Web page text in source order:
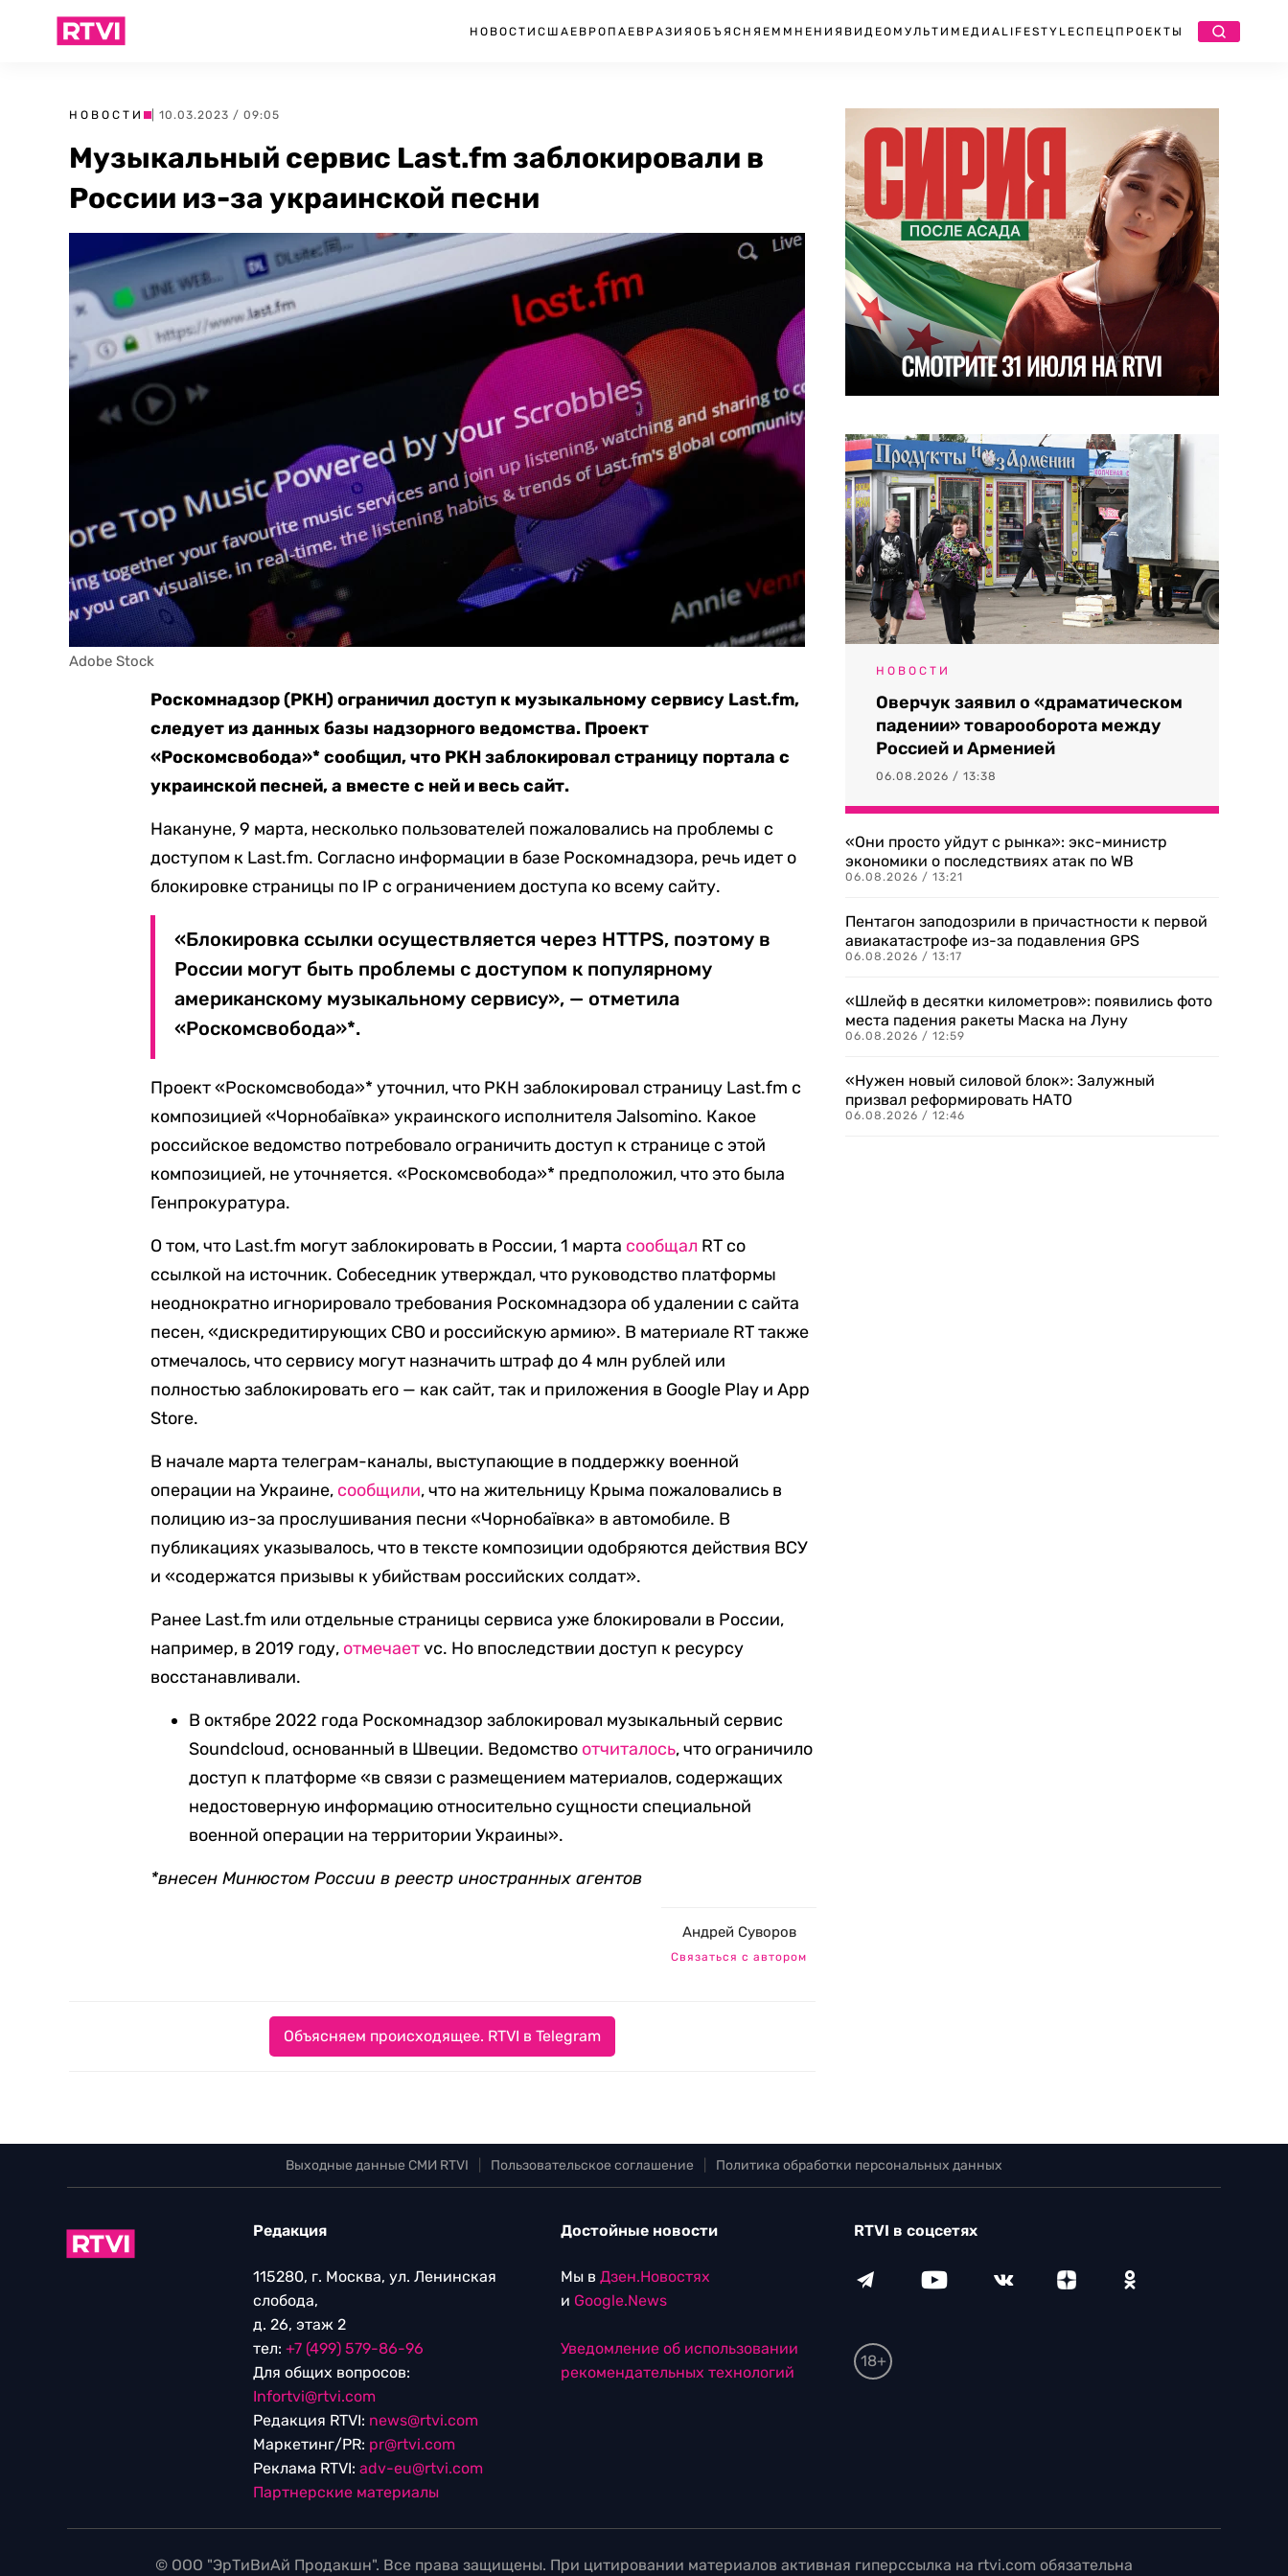
НОВОСТИ США ЕВРОПА ЕВРАЗИЯ ОБЪЯСНЯЕМ МНЕНИЯ ВИДЕО МУЛЬТИМЕДИА LIFESTYLEСПЕЦПРОЕКТЫ
НОВОСТИ | 10.03.2023 / 09:05
Музыкальный сервис Last.fm заблокировали в
России из-за украинской песни
Adobe Stock
Роскомнадзор (РКН) ограничил доступ к музыкальному сервису Last.fm,
следует из данных базы надзорного ведомства. Проект
«Роскомсвобода»* сообщил, что РКН заблокировал страницу портала с
украинской песней, а вместе с ней и весь сайт.
Накануне, 9 марта, несколько пользователей пожаловались на проблемы с
доступом к Last.fm. Согласно информации в базе Роскомнадзора, речь идет о
блокировке страницы по IP с ограничением доступа ко всему сайту.
«Блокировка ссылки осуществляется через HTTPS, поэтому в
России могут быть проблемы с доступом к популярному
американскому музыкальному сервису», — отметила
«Роскомсвобода»*.
Проект «Роскомсвобода»* уточнил, что РКН заблокировал страницу Last.fm с
композицией «Чорнобаївка» украинского исполнителя Jalsomino. Какое
российское ведомство потребовало ограничить доступ к странице с этой
композицией, не уточняется. «Роскомсвобода»* предположил, что это была
Генпрокуратура.
О том, что Last.fm могут заблокировать в России, 1 марта сообщал RT со
ссылкой на источник. Собеседник утверждал, что руководство платформы
неоднократно игнорировало требования Роскомнадзора об удалении с сайта
песен, «дискредитирующих СВО и российскую армию». В материале RT также
отмечалось, что сервису могут назначить штраф до 4 млн рублей или
полностью заблокировать его — как сайт, так и приложения в Google Play и App
Store.
В начале марта телеграм-каналы, выступающие в поддержку военной
операции на Украине, сообщили, что на жительницу Крыма пожаловались в
полицию из-за прослушивания песни «Чорнобаївка» в автомобиле. В
публикациях указывалось, что в тексте композиции одобряются действия ВСУ
и «содержатся призывы к убийствам российских солдат».
Ранее Last.fm или отдельные страницы сервиса уже блокировали в России,
например, в 2019 году, отмечаетvc. Но впоследствии доступ к ресурсу
восстанавливали.
В октябре 2022 года Роскомнадзор заблокировал музыкальный сервис
Soundcloud, основанный в Швеции. Ведомство отчиталось, что ограничило
доступ к платформе «в связи с размещением материалов, содержащих
недостоверную информацию относительно сущности специальной
военной операции на территории Украины».
*внесен Минюстом России в реестр иностранных агентов
Андрей Суворов
Связаться с автором
Объясняем происходящее. RTVI в Telegram
НОВОСТИ
Оверчук заявил о «драматическом
падении» товарооборота между
Россией и Арменией
06.08.2026 / 13:38
«Они просто уйдут с рынка»: экс-министр
экономики о последствиях атак по WB
06.08.2026 / 13:21
Пентагон заподозрили в причастности к первой
авиакатастрофе из-за подавления GPS
06.08.2026 / 13:17
«Шлейф в десятки километров»: появились фото
места падения ракеты Маска на Луну
06.08.2026 / 12:59
«Нужен новый силовой блок»: Залужный
призвал реформировать НАТО
06.08.2026 / 12:46
Выходные данные СМИ RTVI Пользовательское соглашение Политика обработки персональных данных
Редакция
115280, г. Москва, ул. Ленинская
слобода,
д. 26, этаж 2
тел: +7 (499) 579-86-96
Для общих вопросов:
Infortvi@rtvi.com
Редакция RTVI: news@rtvi.com
Маркетинг/PR: pr@rtvi.com
Реклама RTVI: adv-eu@rtvi.com
Партнерские материалы
Достойные новости
Мы в Дзен.Новостях
и Google.News
Уведомление об использовании
рекомендательных технологий
RTVI в соцсетях
18+
© ООО "ЭрТиВиАй Продакшн". Все права защищены. При цитировании материалов активная гиперссылка на rtvi.com обязательна